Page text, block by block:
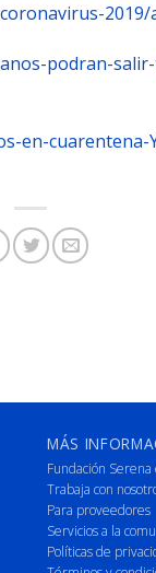
podran-
en-cuarentena-
MÁS
Fundación
Trabaja con
Para proveedores
Servicios a la
Políticas de